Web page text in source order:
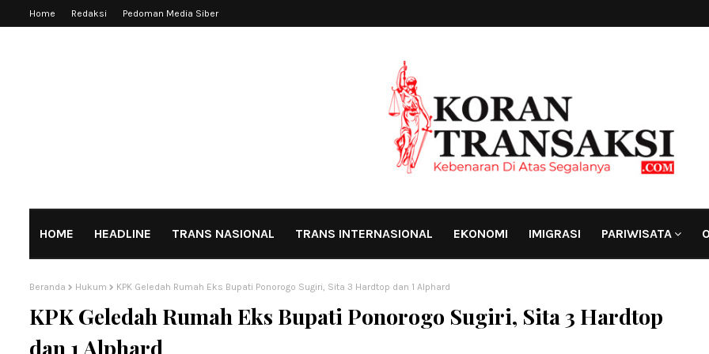
Home Redaksi Pedoman Media Siber
HOME HEADLINE TRANS NASIONAL TRANS INTERNASIONAL EKONOMI IMIGRASI PARIWISATA
Beranda Hukum KPK Geledah Rumah Eks Bupati Ponorogo Sugiri, Sita 3 Hardtop dan 1 Alphard
KPK Geledah Rumah Eks Bupati Ponorogo Sugiri, Sita 3 Hardtop
dan 1 Alphard